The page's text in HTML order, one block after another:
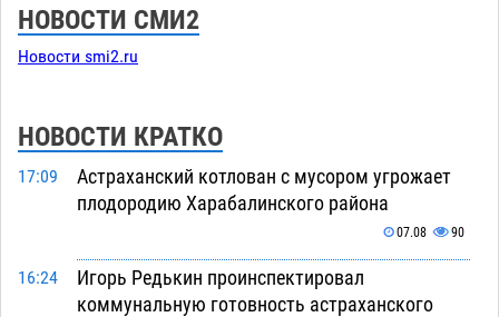
НОВОСТИ СМИ2
Новости smi2.ru
НОВОСТИ КРАТКО
17:09
Астраханский котлован с мусором угрожает
плодородию Харабалинского района
07.08 90
16:24
Игорь Редькин проинспектировал
коммунальную готовность астраханского